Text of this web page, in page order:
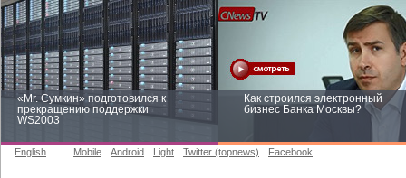
«Mr. Сумкин» подготовился к
прекращению поддержки
WS2003
Как строился электронный
бизнес Банка Москвы?
English Mobile Android Light Twitter (topnews) Facebook